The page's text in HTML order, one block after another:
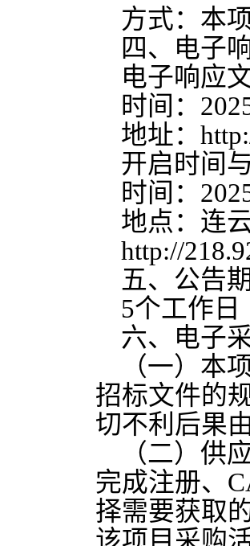
方式：本
四、电子
电子响应
时间： 202
地址：
开启时间
时间： 202
地点：连
http://
五、公告
5个工作日
六、电子
（一）本
招标文件的
切不利后果
（二）供
完成注册、
择需要获取